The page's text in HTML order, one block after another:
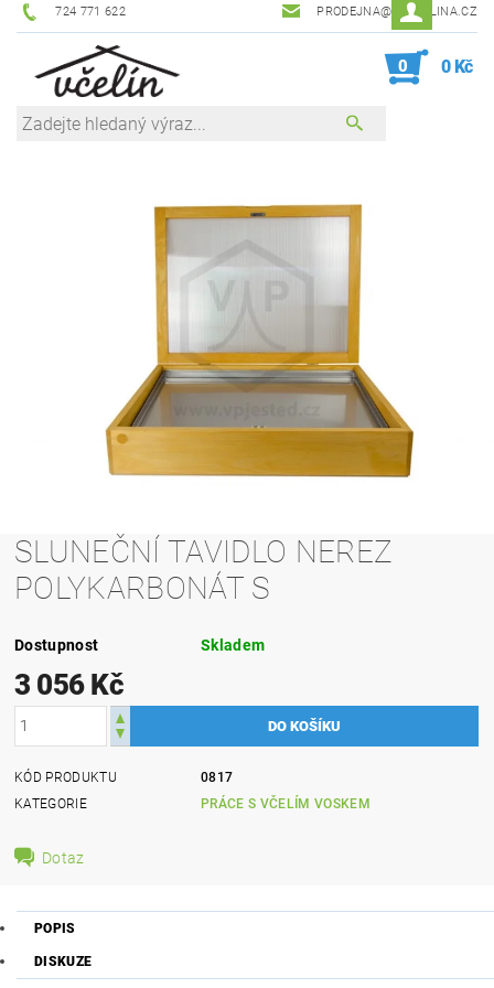
724 771 622 PRODEJNA@ZEVCELINA.CZ
0 0 Kč
SLUNEČNÍ TAVIDLO NEREZ
POLYKARBONÁT S
Dostupnost Skladem
3 056 Kč
KÓD PRODUKTU
0817
KATEGORIE
PRÁCE S VČELÍM VOSKEM
Dotaz
POPIS
DISKUZE